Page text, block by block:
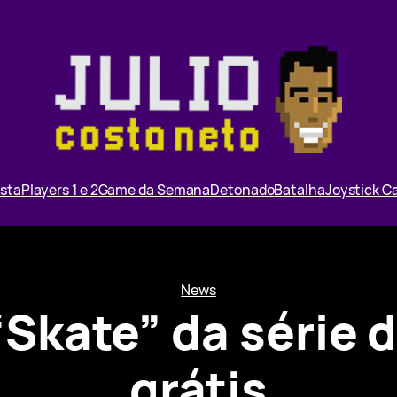
Players 1 e 2Game da SemanaDetonadoBatalhaJoystick
News
da série